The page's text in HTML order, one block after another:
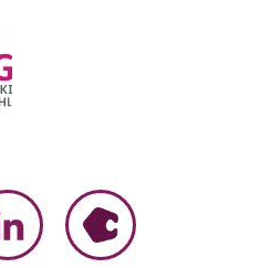
HUMHUB